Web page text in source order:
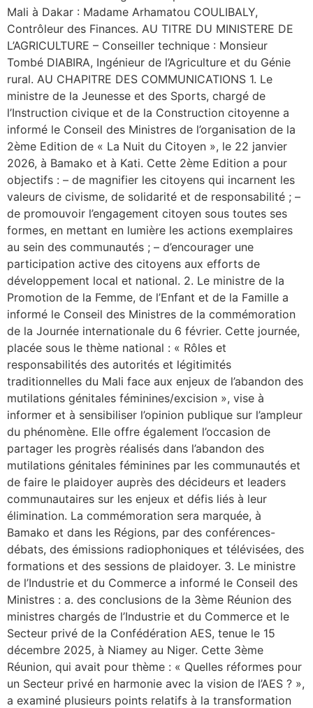
Mali à Dakar : Madame Arhamatou COULIBALY,
Contrôleur des Finances. AU TITRE DU MINISTERE DE
L’AGRICULTURE – Conseiller technique : Monsieur
Tombé DIABIRA, Ingénieur de l’Agriculture et du Génie
rural. AU CHAPITRE DES COMMUNICATIONS 1. Le
ministre de la Jeunesse et des Sports, chargé de
l’Instruction civique et de la Construction citoyenne a
informé le Conseil des Ministres de l’organisation de la
2ème Edition de « La Nuit du Citoyen », le 22 janvier
2026, à Bamako et à Kati. Cette 2ème Edition a pour
objectifs : – de magnifier les citoyens qui incarnent les
valeurs de civisme, de solidarité et de responsabilité ; –
de promouvoir l’engagement citoyen sous toutes ses
formes, en mettant en lumière les actions exemplaires
au sein des communautés ; – d’encourager une
participation active des citoyens aux efforts de
développement local et national. 2. Le ministre de la
Promotion de la Femme, de l’Enfant et de la Famille a
informé le Conseil des Ministres de la commémoration
de la Journée internationale du 6 février. Cette journée,
placée sous le thème national : « Rôles et
responsabilités des autorités et légitimités
traditionnelles du Mali face aux enjeux de l’abandon des
mutilations génitales féminines/excision », vise à
informer et à sensibiliser l’opinion publique sur l’ampleur
du phénomène. Elle offre également l’occasion de
partager les progrès réalisés dans l’abandon des
mutilations génitales féminines par les communautés et
de faire le plaidoyer auprès des décideurs et leaders
communautaires sur les enjeux et défis liés à leur
élimination. La commémoration sera marquée, à
Bamako et dans les Régions, par des conférences-
débats, des émissions radiophoniques et télévisées, des
formations et des sessions de plaidoyer. 3. Le ministre
de l’Industrie et du Commerce a informé le Conseil des
Ministres : a. des conclusions de la 3ème Réunion des
ministres chargés de l’Industrie et du Commerce et le
Secteur privé de la Confédération AES, tenue le 15
décembre 2025, à Niamey au Niger. Cette 3ème
Réunion, qui avait pour thème : « Quelles réformes pour
un Secteur privé en harmonie avec la vision de l’AES ? »,
a examiné plusieurs points relatifs à la transformation